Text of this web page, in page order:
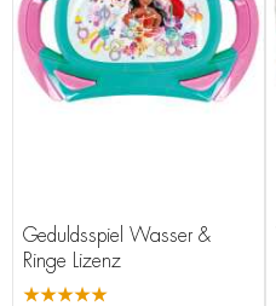
Geduldsspiel Wasser &
Ringe Lizenz
★★★★★